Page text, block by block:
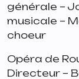
générale –
musicale –
choeur
Opéra de
Directeur –